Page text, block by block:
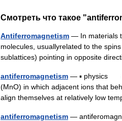
Смотреть что такое
Antiferromagnetism — In materials
molecules, usuallyrelated to the
sublattices) pointing in opposite
antiferromagnetism — ▪ physics
(MnO) in which adjacent ions that
align themselves at relatively low
antiferromagnetism —